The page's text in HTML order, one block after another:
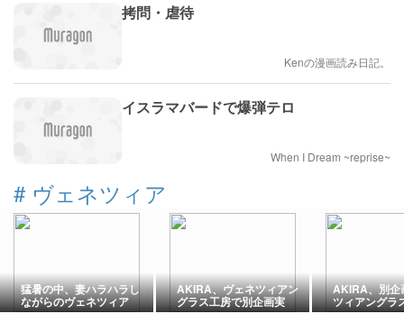
拷問・虐待
Kenの漫画読み日記。
イスラマバードで爆弾テロ
When I Dream ~reprise~
# ヴェネツィア
猛暑の中、妻ハラハラし
ながらのヴェネツィア
ン・グラス試作品、一部
AKIRA、ヴェネツィアン
グラス工房で別企画実
施。
AKIRA、別企
ツィアングラ
準備と妻の思